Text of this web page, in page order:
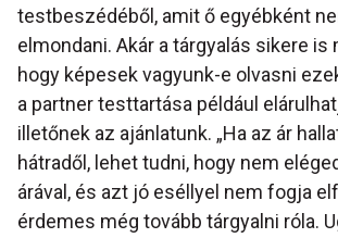
testbeszédéből, amit ő egyébként
elmondani. Akár a tárgyalás sikere is
hogy képesek vagyunk-e olvasni
a partner testtartása például
illetőnek az ajánlatunk. „Ha az ár
hátradől, lehet tudni, hogy nem
árával, és azt jó eséllyel nem fogja
érdemes még tovább tárgyalni róla.